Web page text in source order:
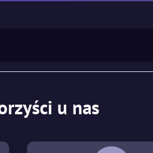
u nas